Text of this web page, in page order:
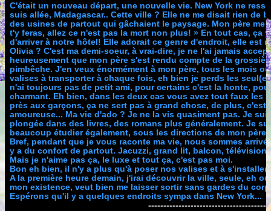
C'était un nouveau départ, une nouvelle vie. New York ne
suis allée, Madagascar.. Cette ville ? Elle ne me disait rien de
des usines de partout qui gâchaient le paysage. Mon père
t'y feras, allez ce n'est pas la mort non plus! » En tout cas, ça
d'arriver à notre hôtel! Elle adorait ce genre d'endroit, elle est
Olivia ? C'est ma demi-soeur, à vrai-dire, je ne l'ai jamais
heureusement que mon père s'est rendu compte de la
pimbêche. J'en veux énormément à mon père, tous les mois
valises à transporter à chaque fois, eh bien je perds les
n'ai toujours pas de petit ami, pour certains c'est la honte,
charmant. Eh bien, dans les deux cas vous avez tout faux les
près aux garçons, ça ne sert pas à grand chose, de plus,
amoureuse... Ma vie d'ado ? Je ne la vis quasiment pas. Je
plongée dans des livres, des romans plus généralement. Je
beaucoup étudier également, sous les directions de mon père
Bref, pendant que je vous raconte ma vie, nous sommes
y a du confort de partout. Jacuzzi, grand lit, balcon,
Mais je n'aime pas ça, le luxe et tout ça, c'est pas moi.
Bon eh bien, il n'y a plus qu'à poser nos valises et à s'installer..
A la première heure demain, j'irai découvrir la ville, seule, eh
mon existence, veut bien me laisser sortir sans gardes du
Espérons qu'il y a quelques endroits sympa dans New York...